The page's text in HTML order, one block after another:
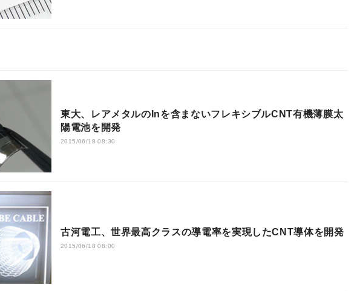
東大、レアメタルのInを含まないフレキシブルCNT有機薄膜太
陽電池を開発
2015/06/18 08:30
古河電工、世界最高クラスの導電率を実現したCNT導体を開発
2015/06/18 08:00